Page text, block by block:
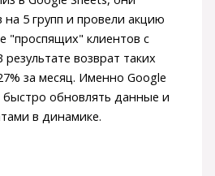
5 групп и провели акцию
"проспящих" клиентов с
возврат таких
за месяц. Именно Google
обновлять данные и
в динамике.